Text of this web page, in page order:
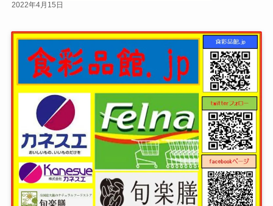
2022年4月15日